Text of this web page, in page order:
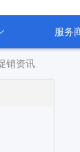
服务
销资讯